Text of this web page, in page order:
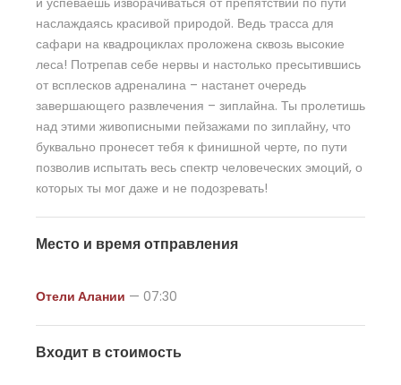
наслаждаясь красивой природой. Ведь трасса для
сафари на квадроциклах проложена сквозь высокие
леса! Потрепав себе нервы и настолько пресытившись
от всплесков адреналина – настанет очередь
завершающего развлечения – зиплайна. Ты пролетишь
над этими живописными пейзажами по зиплайну, что
буквально пронесет тебя к финишной черте, по пути
позволив испытать весь спектр человеческих эмоций, о
которых ты мог даже и не подозревать!
Место и время отправления
Отели Алании — 07:30
Входит в стоимость